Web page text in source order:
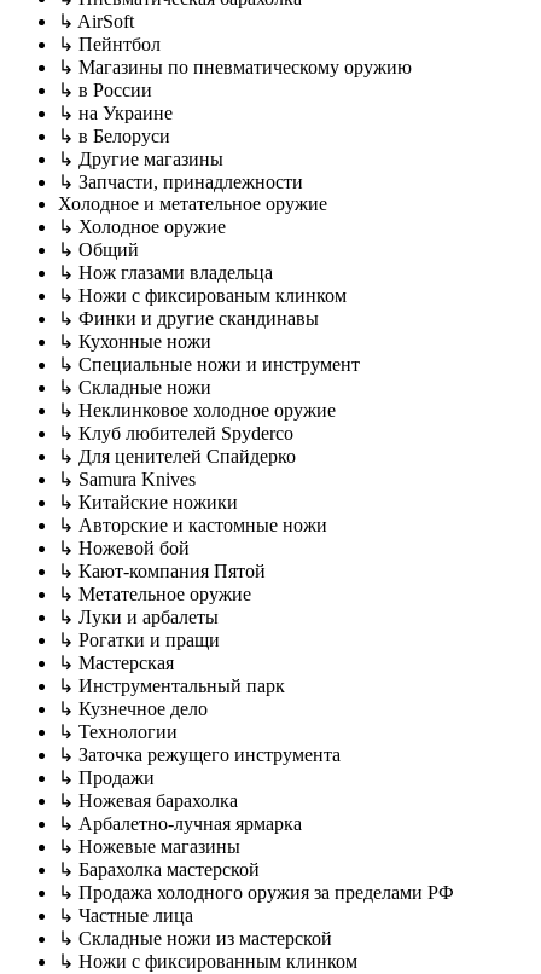
↳ AirSoft
↳ Пейнтбол
↳ Магазины по пневматическому оружию
↳ в России
↳ на Украине
↳ в Белоруси
↳ Другие магазины
↳ Запчасти, принадлежности
Холодное и метательное оружие
↳ Холодное оружие
↳ Общий
↳ Нож глазами владельца
↳ Ножи с фиксированым клинком
↳ Финки и другие скандинавы
↳ Кухонные ножи
↳ Специальные ножи и инструмент
↳ Складные ножи
↳ Неклинковое холодное оружие
↳ Клуб любителей Spyderco
↳ Для ценителей Спайдерко
↳ Samura Knives
↳ Китайские ножики
↳ Авторские и кастомные ножи
↳ Ножевой бой
↳ Кают-компания Пятой
↳ Метательное оружие
↳ Луки и арбалеты
↳ Рогатки и пращи
↳ Мастерская
↳ Инструментальный парк
↳ Кузнечное дело
↳ Технологии
↳ Заточка режущего инструмента
↳ Продажи
↳ Ножевая барахолка
↳ Арбалетно-лучная ярмарка
↳ Ножевые магазины
↳ Барахолка мастерской
↳ Продажа холодного оружия за пределами РФ
↳ Частные лица
↳ Складные ножи из мастерской
↳ Ножи с фиксированным клинком